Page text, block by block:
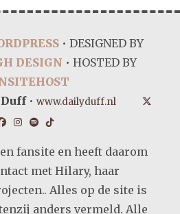
• DESIGNED BY
DESIGN • HOSTED BY
• www.dailyduff.nl
fansite en heeft daarom
met Hilary, haar
Alles op de site is
anders vermeld. Alle